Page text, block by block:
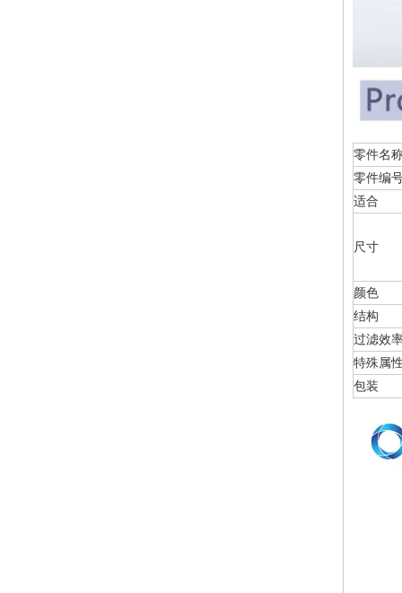
零
零件编
适合
尺寸
颜色
结构
过滤效
特殊属
包装